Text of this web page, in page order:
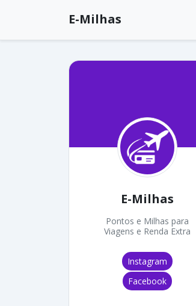
E-Milhas
E-Milhas
Pontos e Milhas para
Viagens e Renda Extra
Instagram
Facebook